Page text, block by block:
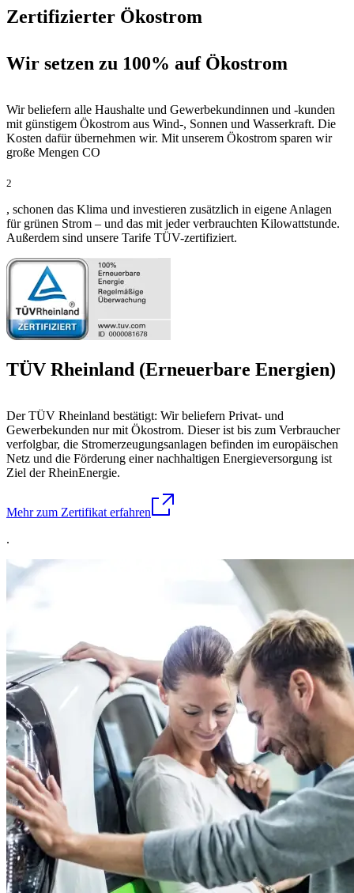
Zertifizierter Ökostrom
Wir setzen zu 100% auf Ökostrom
Wir beliefern alle Haushalte und Gewerbekundinnen und -kunden
mit günstigem Ökostrom aus Wind-, Sonnen und Wasserkraft. Die
Kosten dafür übernehmen wir. Mit unserem Ökostrom sparen wir
große Mengen CO
2
, schonen das Klima und investieren zusätzlich in eigene Anlagen
für grünen Strom – und das mit jeder verbrauchten Kilowattstunde.
Außerdem sind unsere Tarife TÜV-zertifiziert.
TÜV Rheinland (Erneuerbare Energien)
Der TÜV Rheinland bestätigt: Wir beliefern Privat- und
Gewerbekunden nur mit Ökostrom. Dieser ist bis zum Verbraucher
verfolgbar, die Stromerzeugungsanlagen befinden im europäischen
Netz und die Förderung einer nachhaltigen Energieversorgung ist
Ziel der RheinEnergie.
Mehr zum Zertifikat erfahren
.